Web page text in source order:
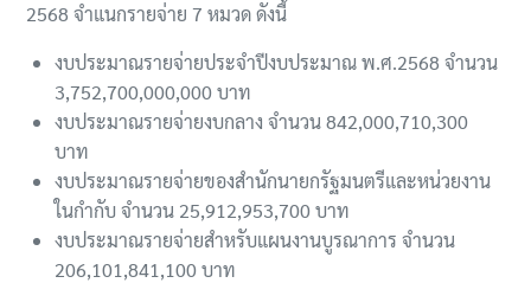
2568 จำแนกรายจ่าย 7 หมวด ดังนี้
งบประมาณรายจ่ายประจำปีงบประมาณ พ.ศ.2568 จำนวน
3,752,700,000,000 บาท
งบประมาณรายจ่ายงบกลาง จำนวน 842,000,710,300
บาท
งบประมาณรายจ่ายของสำนักนายกรัฐมนตรีและหน่วยงาน
ในกำกับ จำนวน 25,912,953,700 บาท
งบประมาณรายจ่ายสำหรับแผนงานบูรณาการ จำนวน
206,101,841,100 บาท